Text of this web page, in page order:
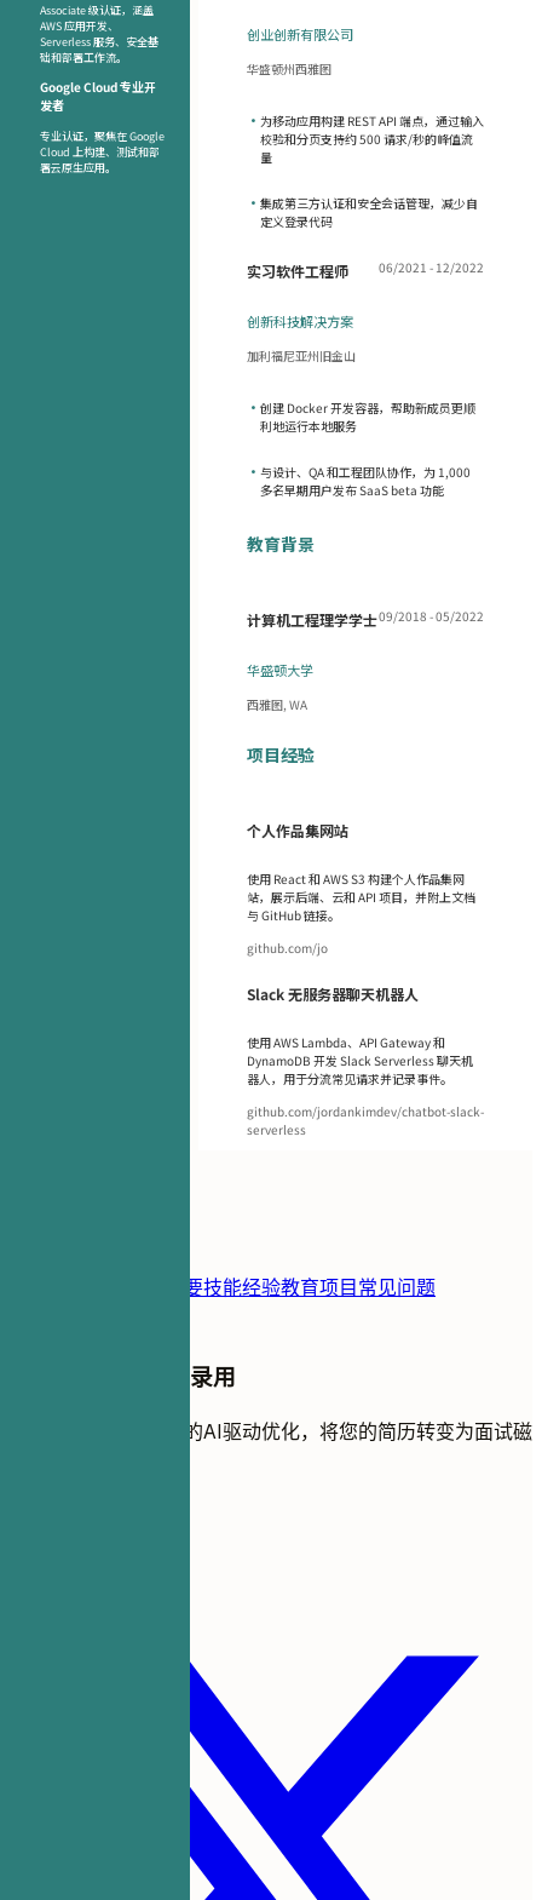
Associate 级认证，涵盖
AWS 应用开发、
Serverless 服务、安全基
础和部署工作流。
Google Cloud 专业开
发者
专业认证，聚焦在 Google
Cloud 上构建、测试和部
署云原生应用。
创业创新有限公司
华盛顿州西雅图
• 为移动应用构建 REST API 端点，通过输入
校验和分页支持约 500 请求/秒的峰值流
量
• 集成第三方认证和安全会话管理，减少自
定义登录代码
实习软件工程师 06/2021 - 12/2022
创新科技解决方案
加利福尼亚州旧金山
• 创建 Docker 开发容器，帮助新成员更顺
利地运行本地服务
• 与设计、QA 和工程团队协作，为 1,000
多名早期用户发布 SaaS beta 功能
教育背景
计算机工程理学学士09/2018 - 05/2022
华盛顿大学
西雅图, WA
项目经验
个人作品集网站
使用 React 和 AWS S3 构建个人作品集网
站，展示后端、云和 API 项目，并附上文档
与 GitHub 链接。
github.com/jo
Slack 无服务器聊天机器人
使用 AWS Lambda、API Gateway 和
DynamoDB 开发 Slack Serverless 聊天机
器人，用于分流常见请求并记录事件。
github.com/jordankimdev/chatbot-slack-
serverless
摘要技能经验教育项目常见问题
停止申请，开始被录用
使用全球求职者信赖的AI驱动优化，将您的简历转变为面试磁